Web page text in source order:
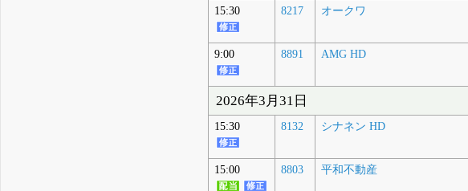
15:30 8217 オークワ
9:00 8891 AMG HD
2026年3月31日
15:30 8132 シナネン HD
15:00 8803 平和不動産